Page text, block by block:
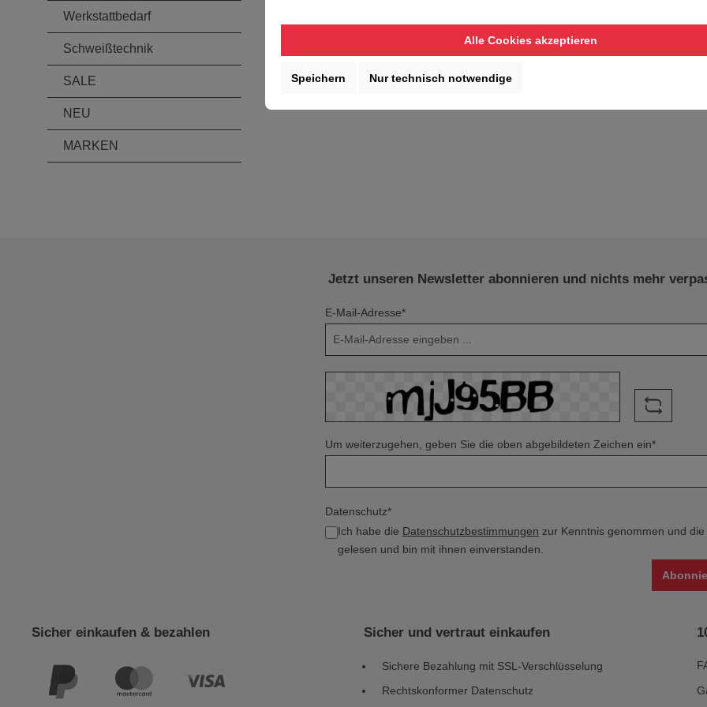
Werkstattbedarf
Schweißtechnik
SALE
NEU
MARKEN
Jetzt unseren Newsletter abonnieren und nichts mehr
E-Mail-Adresse*
Um weiterzugehen, geben Sie die oben abgebildeten Zeichen ein*
Datenschutz*
Ich habe die Datenschutzbestimmungen zur Kenntnis genommen und die
gelesen und bin mit ihnen einverstanden.
Sicher einkaufen & bezahlen Sicher und vertraut einkaufen
Sichere Bezahlung mit SSL-Verschlüsselung
Rechtskonformer Datenschutz
Alle Cookies akzeptieren
Speichern Nur technisch notwendige